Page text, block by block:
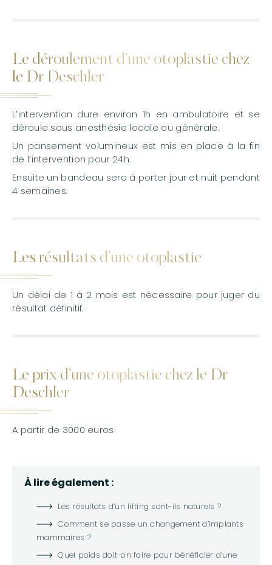
Le déroulement d’une otoplastie chez
le Dr Deschler
L’intervention dure environ 1h en ambulatoire et se
déroule sous anesthésie locale ou générale.
Un pansement volumineux est mis en place à la fin
de l’intervention pour 24h.
Ensuite un bandeau sera à porter jour et nuit pendant
4 semaines.
Les résultats d’une otoplastie
Un délai de 1 à 2 mois est nécessaire pour juger du
résultat définitif.
Le prix d’une otoplastie chez le Dr
Deschler
A partir de 3000 euros
À lire également :
Les résultats d’un lifting sont-ils naturels ?
Comment se passe un changement d’implants
mammaires ?
Quel poids doit-on faire pour bénéficier d’une